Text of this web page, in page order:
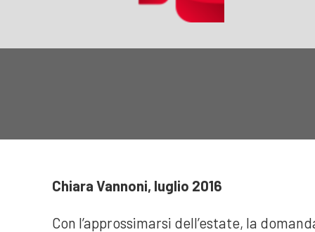
Chiara Vannoni, luglio 2016
Con l’approssimarsi dell’estate, la